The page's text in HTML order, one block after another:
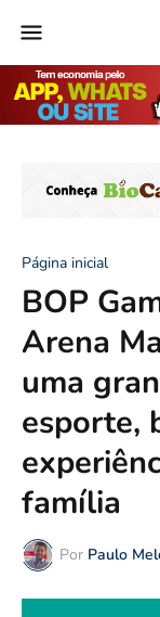
Página inicial
BOP
Arena
uma
esporte,
família
Por Paulo